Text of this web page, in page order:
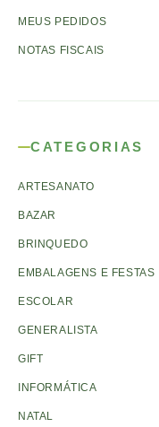
MEUS PEDIDOS
NOTAS FISCAIS
CATEGORIAS
ARTESANATO
BAZAR
BRINQUEDO
EMBALAGENS E FESTAS
ESCOLAR
GENERALISTA
GIFT
INFORMÁTICA
NATAL